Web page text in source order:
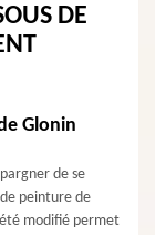
DE
Glonin
de se
peinture de
modifié permet